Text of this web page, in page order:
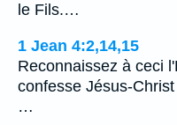
le Fils.…
1 Jean 4:2,14,15
Reconnaissez à ceci
confesse Jésus-
…